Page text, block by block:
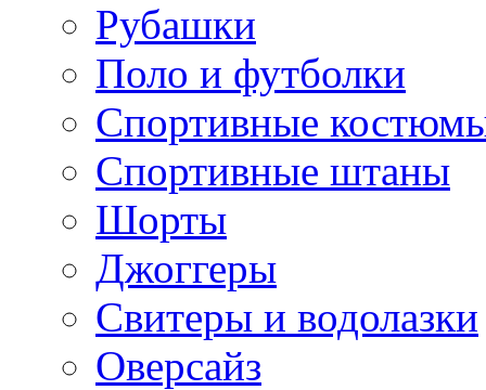
Рубашки
Поло и футболки
Спортивные
Спортивные штаны
Шорты
Джоггеры
Свитеры и водолазки
Оверсайз